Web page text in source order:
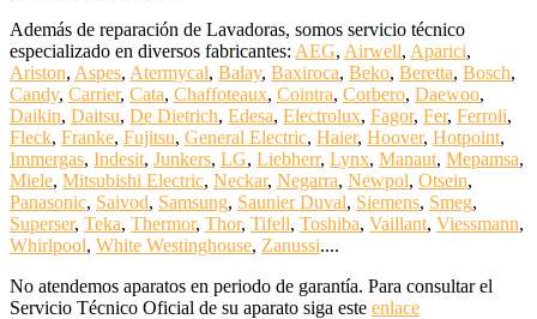
Además de reparación de Lavadoras, somos servicio técnico
especializado en diversos fabricantes: AEG, Airwell, Aparici,
Ariston, Aspes, Atermycal, Balay, Baxiroca, Beko, Beretta, Bosch,
Candy, Carrier, Cata, Chaffoteaux, Cointra, Corbero, Daewoo,
Daikin, Daitsu, De Dietrich, Edesa, Electrolux, Fagor, Fer, Ferroli,
Fleck, Franke, Fujitsu, General Electric, Haier, Hoover, Hotpoint,
Immergas, Indesit, Junkers, LG, Liebherr, Lynx, Manaut, Mepamsa,
Miele, Mitsubishi Electric, Neckar, Negarra, Newpol, Otsein,
Panasonic, Saivod, Samsung, Saunier Duval, Siemens, Smeg,
Superser, Teka, Thermor, Thor, Tifell, Toshiba, Vaillant, Viessmann,
Whirlpool, White Westinghouse, Zanussi....
No atendemos aparatos en periodo de garantía. Para consultar el
Servicio Técnico Oficial de su aparato siga este enlace